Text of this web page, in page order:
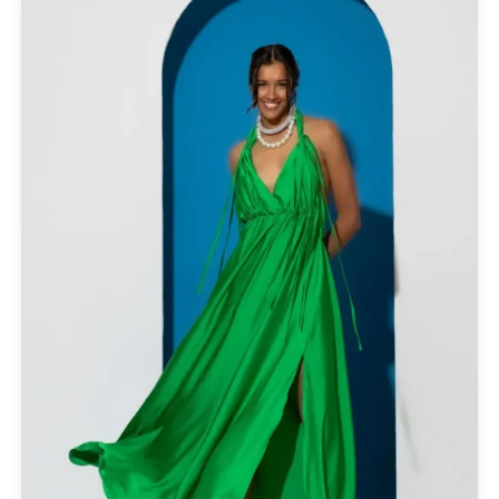
Cotazur Swimwear
Cruel Accessories
ICE PLAY BY ICEBERG
KARL LAGERFELD
KENDALL + KYLIE
L'ATELIER DU SAC
LESS SONDER FEELING
LIU JO MILANO